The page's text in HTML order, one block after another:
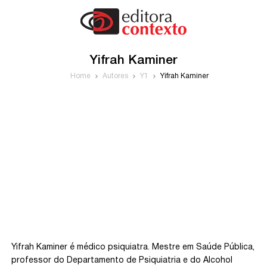
Yifrah Kaminer
Home Autores Y1 Yifrah Kaminer
Yifrah Kaminer é médico psiquiatra. Mestre em Saúde Pública,
professor do Departamento de Psiquiatria e do Alcohol